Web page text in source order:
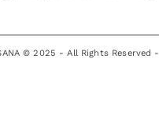
© 2025 - All Rights Reserved -